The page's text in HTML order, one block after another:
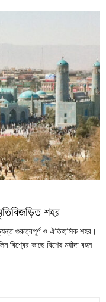
শহর
গুরুত্বপূর্ণ ও ঐতিহাসিক শহর।
কাছে বিশেষ মর্যাদা বহন